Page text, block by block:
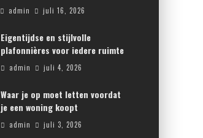
admin juli 16, 2026
Eigentijdse en stijlvolle
plafonnières voor iedere ruimte
admin juli 4, 2026
Waar je op moet letten voordat
je een woning koopt
admin juli 3, 2026